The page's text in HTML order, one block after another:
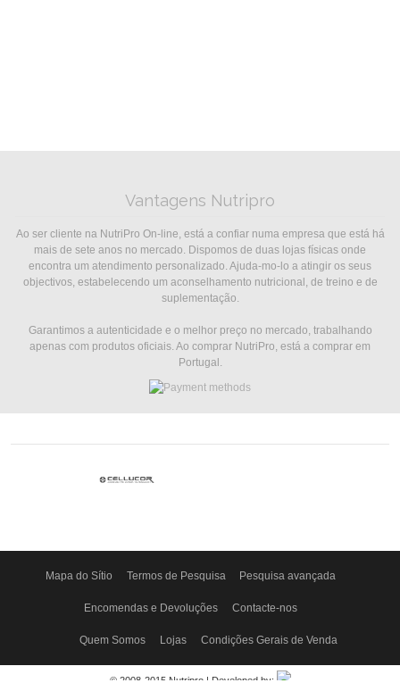
Vantagens Nutripro
Ao ser cliente na NutriPro On-line, está a confiar numa empresa que está há
mais de sete anos no mercado. Dispomos de duas lojas físicas onde
encontra um atendimento personalizado. Ajuda-mo-lo a atingir os seus
objectivos, estabelecendo um aconselhamento nutricional, de treino e de
suplementação.
Garantimos a autenticidade e o melhor preço no mercado, trabalhando
apenas com produtos oficiais. Ao comprar NutriPro, está a comprar em
Portugal.
Mapa do Sítio Termos de Pesquisa Pesquisa avançada
Encomendas e Devoluções Contacte-nos
Quem Somos Lojas Condições Gerais de Venda
© 2008-2015 Nutripro | Developed by: